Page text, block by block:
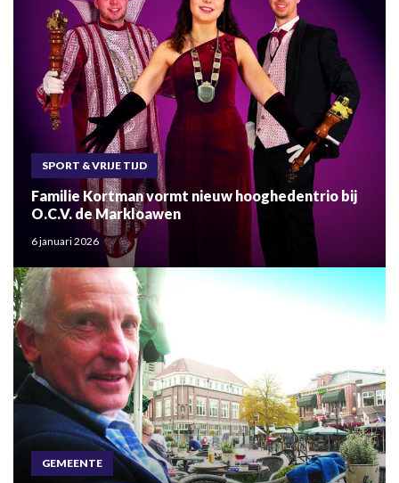
SPORT & VRIJE TIJD
Familie Kortman vormt nieuw hooghedentrio bij
O.C.V. de Markloawen
6 januari 2026
GEMEENTE